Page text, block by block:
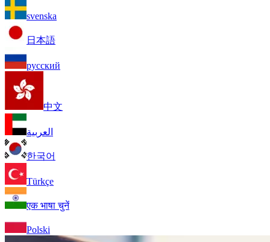
svenska
日本語
русский
中文
العربية
한국어
Türkçe
एक भाषा चुनें
Polski